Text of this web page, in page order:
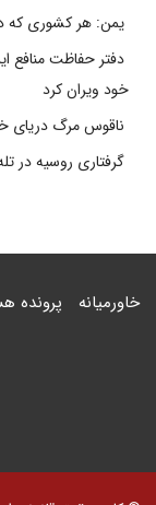
یمن: هر کشوری که
دفتر حفاظت منافع
خود ویران کرد
ناقوس مرگ دریای
گرفتاری روسیه در
خاورمیانه پرونده